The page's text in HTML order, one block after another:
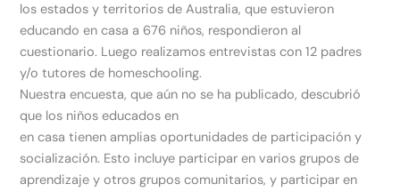
los estados y territorios de Australia, que estuvieron
educando en casa a 676 niños, respondieron al
cuestionario. Luego realizamos entrevistas con 12 padres
y/o tutores de homeschooling.
Nuestra encuesta, que aún no se ha publicado, descubrió
que los niños educados en
en casa tienen amplias oportunidades de participación y
socialización. Esto incluye participar en varios grupos de
aprendizaje y otros grupos comunitarios, y participar en